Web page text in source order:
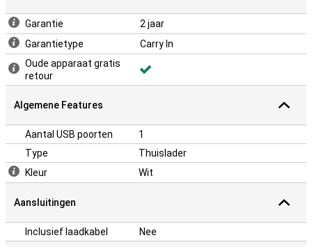
Garantie
2 jaar
Garantietype
Carry In
Oude apparaat gratis
retour
Algemene Features
Aantal USB poorten
1
Type
Thuislader
Kleur
Wit
Aansluitingen
Inclusief laadkabel Nee